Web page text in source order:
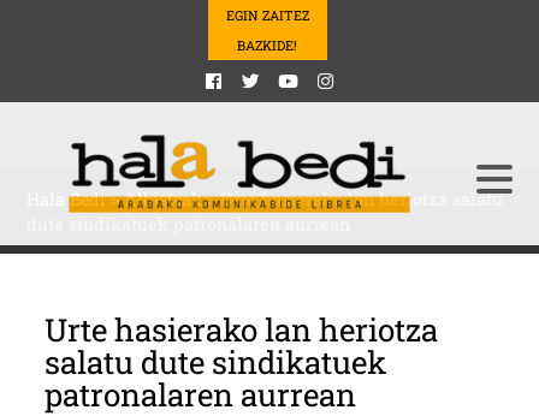
EGIN ZAITEZ
BAZKIDE!
Hala Bedi>Albisteak>Urte hasierako lan heriotza salatu
Urte hasierako lan heriotza
salatu dute sindikatuek
patronalaren aurrean